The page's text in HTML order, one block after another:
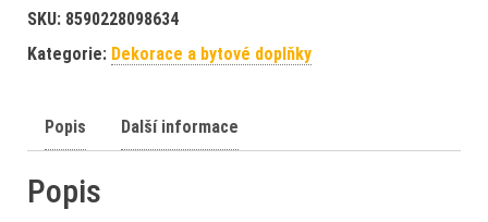
SKU: 8590228098634
Kategorie: Dekorace a bytové doplňky
Popis Další informace
Popis